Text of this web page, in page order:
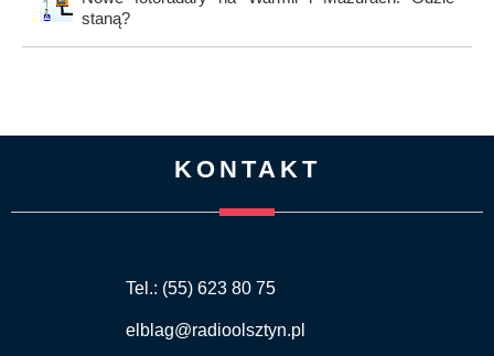
staną?
KONTAKT
Tel.: (55) 623 80 75
elblag@radioolsztyn.pl